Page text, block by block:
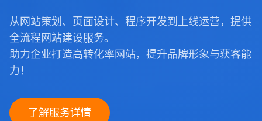
从网站策划、页面设计、程序开发到上线运营，提供
全流程网站建设服务。
助力企业打造高转化率网站，提升品牌形象与获客能
力！
了解服务详情